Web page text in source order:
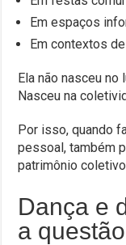
Em espaços
Em contextos
Ela não nasceu no
Nasceu na
Por isso, quando
pessoal, também
patrimônio
Dança e
a